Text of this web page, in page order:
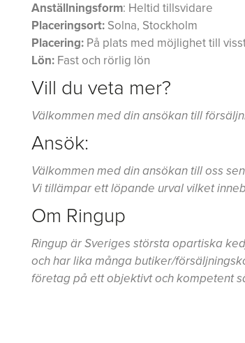
Anställningsform: Heltid tillsvidare
Placeringsort: Solna, Stockholm
Placering: På plats med möjlighet till
Lön: Fast och rörlig lön
Vill du veta mer?
Välkommen med din ansökan till
Ansök:
Välkommen med din ansökan till oss
Vi tillämpar ett löpande urval vilket
Om Ringup
Ringup är Sveriges största opartiska
och har lika många butiker/
företag på ett objektivt och kompetent